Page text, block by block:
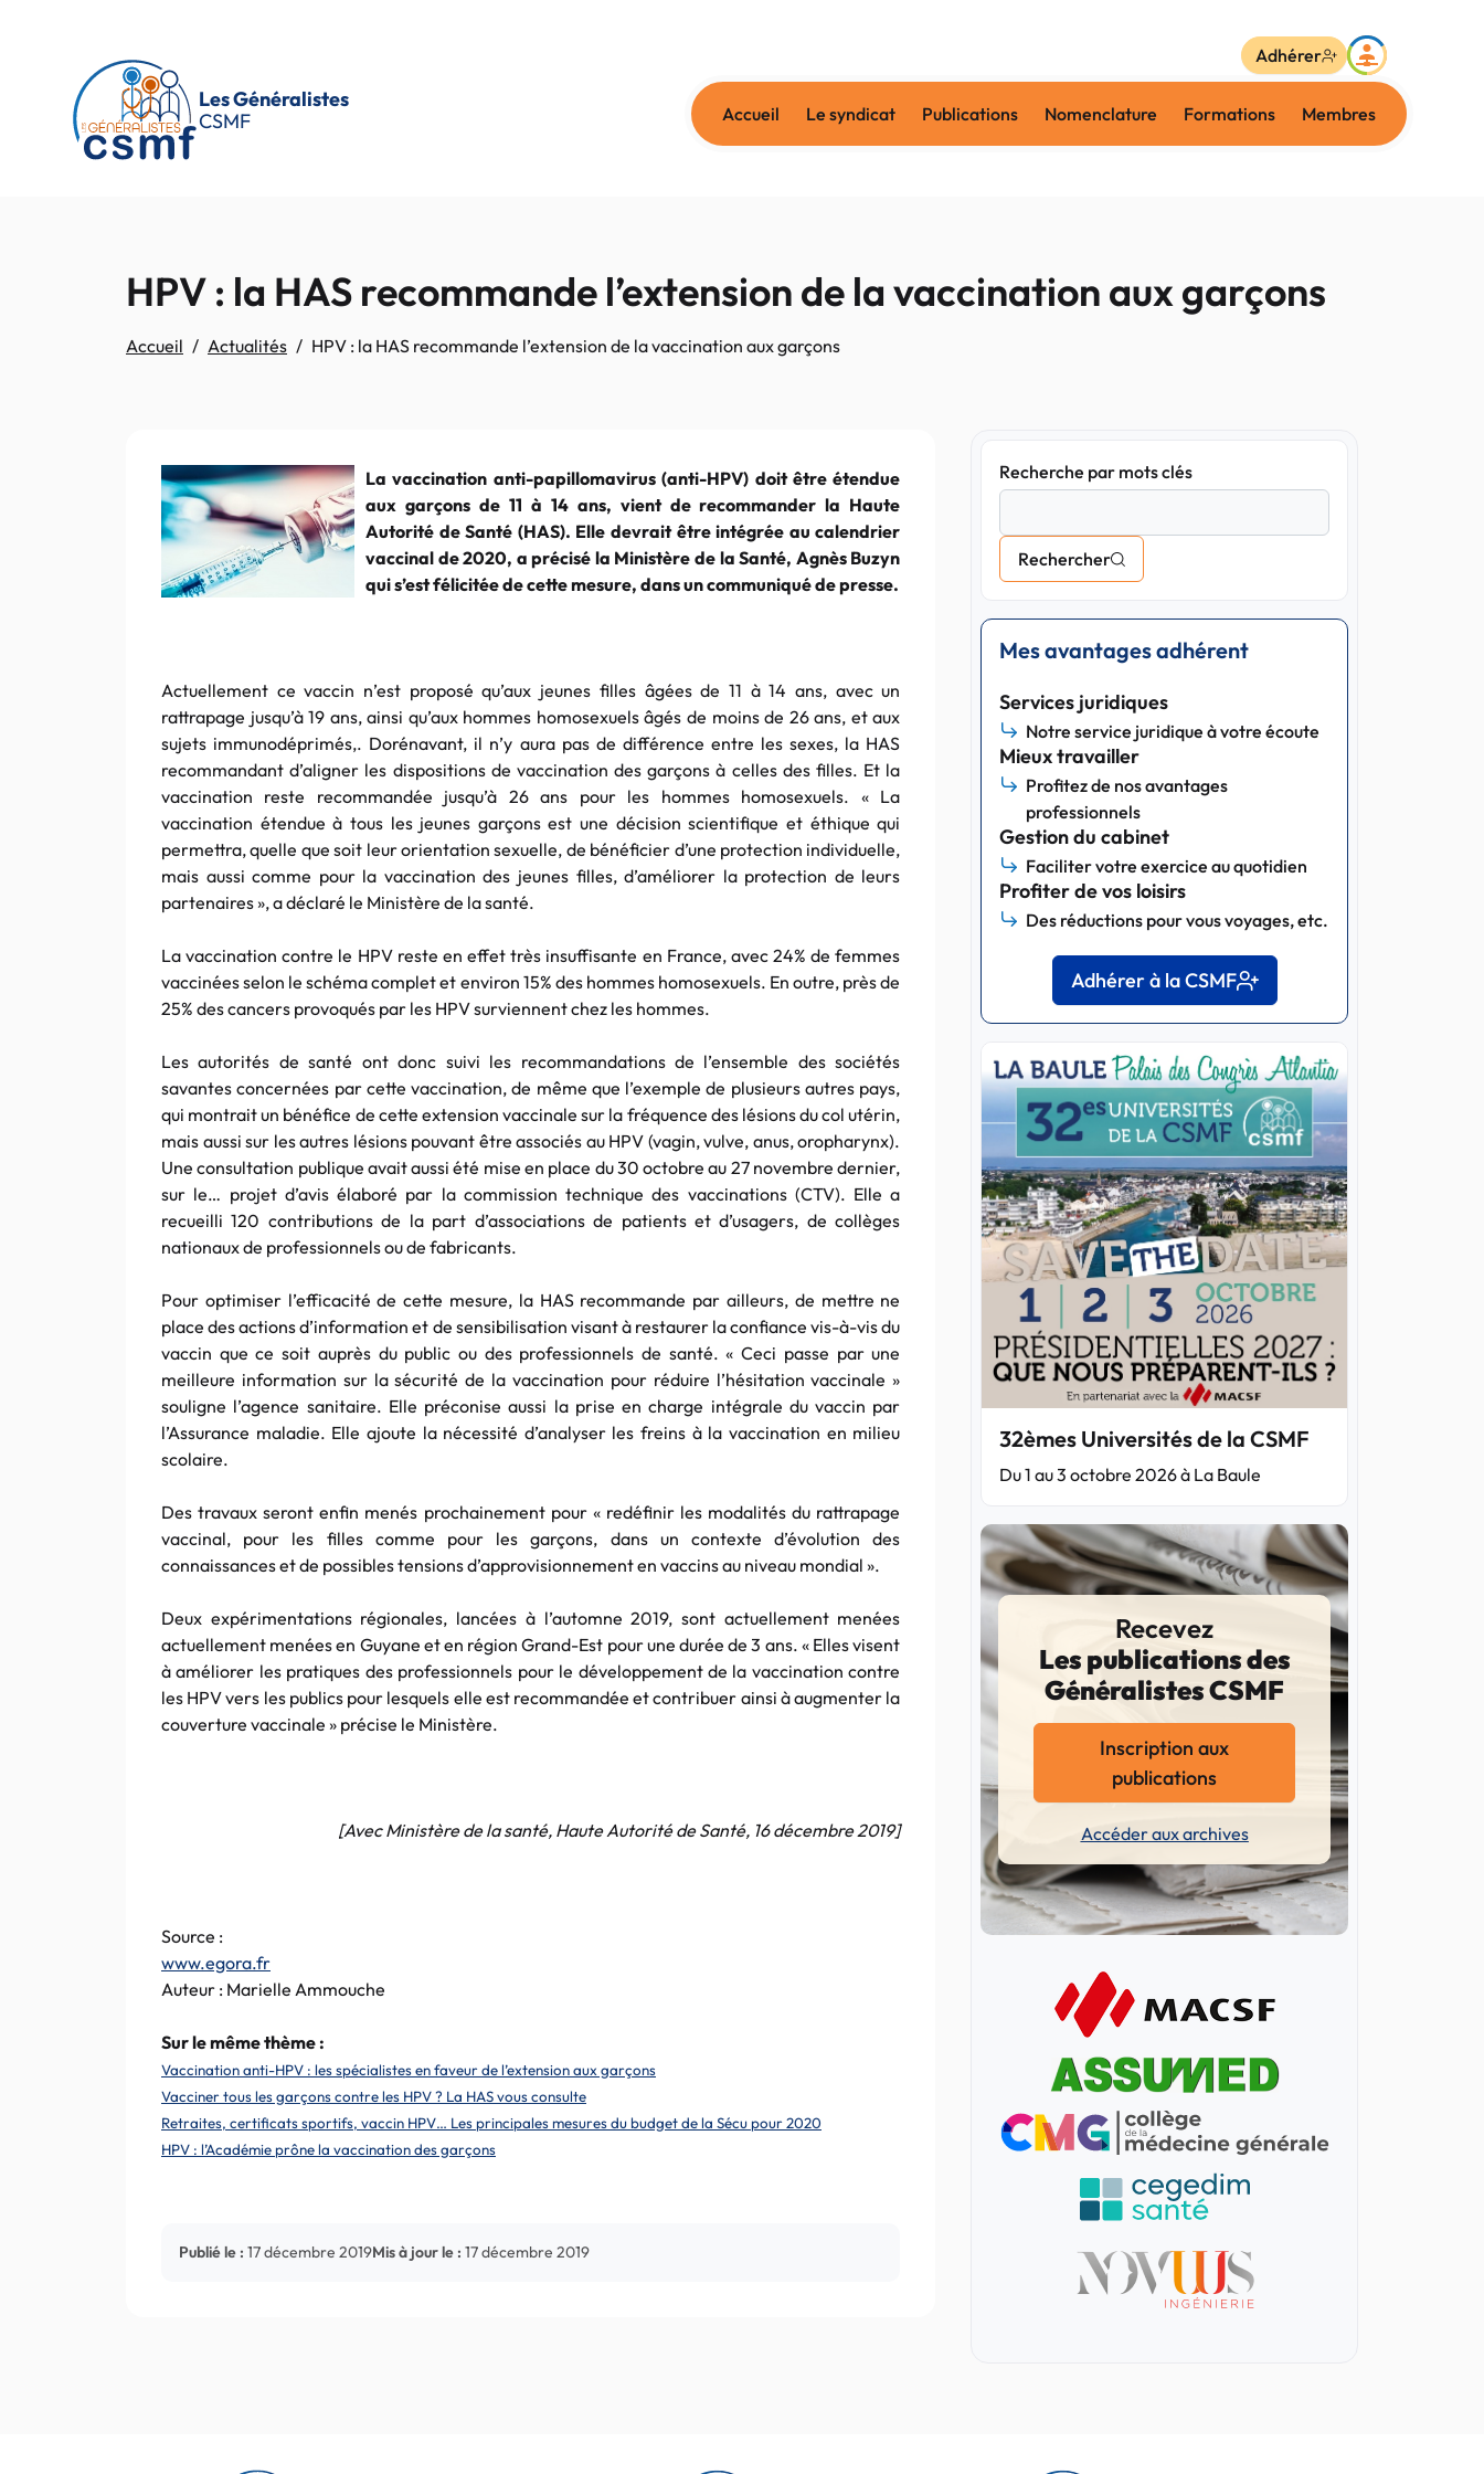
Les Généralistes
CSMF
Accueil Le syndicat Publications Nomenclature Formations Membres
Adhérer
HPV : la HAS recommande l’extension de la vaccination aux garçons
Accueil Actualités HPV : la HAS recommande l’extension de la vaccination aux garçons
La vaccination anti-papillomavirus (anti-HPV) doit être étendue
aux garçons de 11 à 14 ans, vient de recommander la Haute
Autorité de Santé (HAS). Elle devrait être intégrée au calendrier
vaccinal de 2020, a précisé la Ministère de la Santé, Agnès Buzyn
qui s’est félicitée de cette mesure, dans un communiqué de presse.
Actuellement ce vaccin n’est proposé qu’aux jeunes filles âgées de 11 à 14 ans, avec un
rattrapage jusqu’à 19 ans, ainsi qu’aux hommes homosexuels âgés de moins de 26 ans, et aux
sujets immunodéprimés,. Dorénavant, il n’y aura pas de différence entre les sexes, la HAS
recommandant d’aligner les dispositions de vaccination des garçons à celles des filles. Et la
vaccination reste recommandée jusqu’à 26 ans pour les hommes homosexuels. « La
vaccination étendue à tous les jeunes garçons est une décision scientifique et éthique qui
permettra, quelle que soit leur orientation sexuelle, de bénéficier d’une protection individuelle,
mais aussi comme pour la vaccination des jeunes filles, d’améliorer la protection de leurs
partenaires », a déclaré le Ministère de la santé.
La vaccination contre le HPV reste en effet très insuffisante en France, avec 24% de femmes
vaccinées selon le schéma complet et environ 15% des hommes homosexuels. En outre, près de
25% des cancers provoqués par les HPV surviennent chez les hommes.
Les autorités de santé ont donc suivi les recommandations de l’ensemble des sociétés
savantes concernées par cette vaccination, de même que l’exemple de plusieurs autres pays,
qui montrait un bénéfice de cette extension vaccinale sur la fréquence des lésions du col utérin,
mais aussi sur les autres lésions pouvant être associés au HPV (vagin, vulve, anus, oropharynx).
Une consultation publique avait aussi été mise en place du 30 octobre au 27 novembre dernier,
sur le… projet d’avis élaboré par la commission technique des vaccinations (CTV). Elle a
recueilli 120 contributions de la part d’associations de patients et d’usagers, de collèges
nationaux de professionnels ou de fabricants.
Pour optimiser l’efficacité de cette mesure, la HAS recommande par ailleurs, de mettre ne
place des actions d’information et de sensibilisation visant à restaurer la confiance vis-à-vis du
vaccin que ce soit auprès du public ou des professionnels de santé. « Ceci passe par une
meilleure information sur la sécurité de la vaccination pour réduire l’hésitation vaccinale »
souligne l’agence sanitaire. Elle préconise aussi la prise en charge intégrale du vaccin par
l’Assurance maladie. Elle ajoute la nécessité d’analyser les freins à la vaccination en milieu
scolaire.
Des travaux seront enfin menés prochainement pour « redéfinir les modalités du rattrapage
vaccinal, pour les filles comme pour les garçons, dans un contexte d’évolution des
connaissances et de possibles tensions d’approvisionnement en vaccins au niveau mondial ».
Deux expérimentations régionales, lancées à l’automne 2019, sont actuellement menées
actuellement menées en Guyane et en région Grand-Est pour une durée de 3 ans. « Elles visent
à améliorer les pratiques des professionnels pour le développement de la vaccination contre
les HPV vers les publics pour lesquels elle est recommandée et contribuer ainsi à augmenter la
couverture vaccinale » précise le Ministère.
[Avec Ministère de la santé, Haute Autorité de Santé, 16 décembre 2019]
Source :
www.egora.fr
Auteur : Marielle Ammouche
Sur le même thème :
Vaccination anti-HPV : les spécialistes en faveur de l’extension aux garçons
Vacciner tous les garçons contre les HPV ? La HAS vous consulte
Retraites, certificats sportifs, vaccin HPV… Les principales mesures du budget de la Sécu pour 2020
HPV : l’Académie prône la vaccination des garçons
Publié le : 17 décembre 2019Mis à jour le : 17 décembre 2019
Recherche par mots clés
Rechercher
Mes avantages adhérent
Services juridiques
Notre service juridique à votre écoute
Mieux travailler
Profitez de nos avantages
professionnels
Gestion du cabinet
Faciliter votre exercice au quotidien
Profiter de vos loisirs
Des réductions pour vous voyages, etc.
Adhérer à la CSMF
32èmes Universités de la CSMF
Du 1 au 3 octobre 2026 à La Baule
Recevez
Les publications des
Généralistes CSMF
Inscription aux
publications
Accéder aux archives